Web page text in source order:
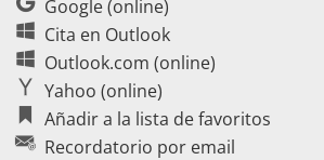
Google (online)
Cita en Outlook
Outlook.com (online)
Yahoo (online)
Añadir a la lista de favoritos
Recordatorio por email